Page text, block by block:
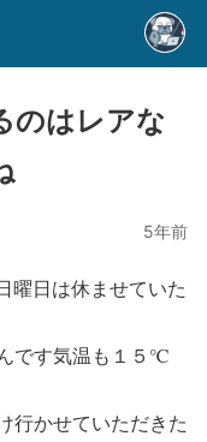
のはレアな
5年前
曜日は休ませていた
です気温も１５℃
行かせていただきた